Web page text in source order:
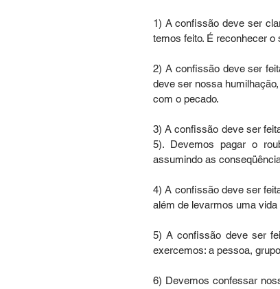
1) A confissão deve ser
temos feito. É reconhecer
2) A confissão deve ser
deve ser nossa
com o pecado.
3) A confissão deve ser
5). Devemos pagar o
assumindo as
4) A confissão deve ser
além de levarmos uma vida
5) A confissão deve ser
exercemos: a pessoa,
6) Devemos confessar